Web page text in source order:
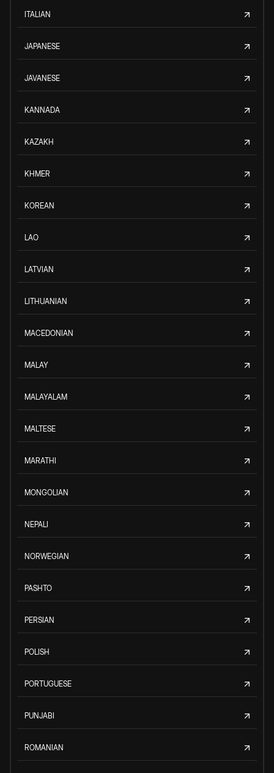
ITALIAN
JAPANESE
JAVANESE
KANNADA
KAZAKH
KHMER
KOREAN
LAO
LATVIAN
LITHUANIAN
MACEDONIAN
MALAY
MALAYALAM
MALTESE
MARATHI
MONGOLIAN
NEPALI
NORWEGIAN
PASHTO
PERSIAN
POLISH
PORTUGUESE
PUNJABI
ROMANIAN